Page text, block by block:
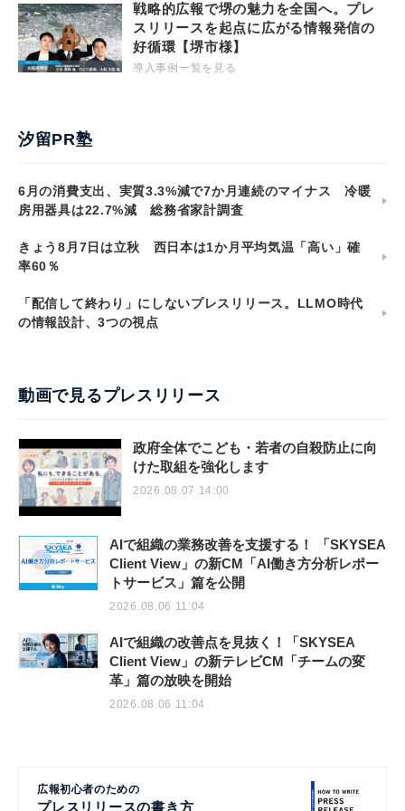
戦略的広報で堺の魅力を全国へ。プレ
スリリースを起点に広がる情報発信の
好循環【堺市様】
導入事例一覧を見る
汐留PR塾
6月の消費支出、実質3.3%減で7か月連続のマイナス 冷暖
房用器具は22.7%減 総務省家計調査
きょう8月7日は立秋 西日本は1か月平均気温「高い」確
率60％
「配信して終わり」にしないプレスリリース。LLMO時代
の情報設計、3つの視点
動画で見るプレスリリース
政府全体でこども・若者の自殺防止に向
けた取組を強化します
2026.08.07 14:00
AIで組織の業務改善を支援する！ 「SKYSEA
Client View」の新CM「AI働き方分析レポー
トサービス」篇を公開
2026.08.06 11:04
AIで組織の改善点を見抜く！「SKYSEA
Client View」の新テレビCM「チームの変
革」篇の放映を開始
2026.08.06 11:04
広報初心者のための
プレスリリースの書き方